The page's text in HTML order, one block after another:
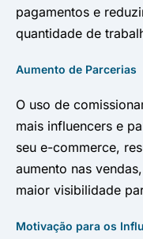
pagamentos e
quantidade de
Aumento de Parcerias
O uso de
mais influencers e
seu e-commerce,
aumento nas
maior visibilidade
Motivação para os